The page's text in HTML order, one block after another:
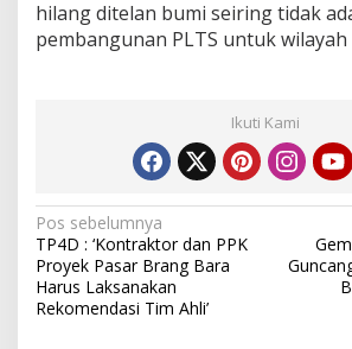
hilang ditelan bumi seiring tidak
pembangunan PLTS untuk wilayah
Ikuti Kami
N
a
v
i
Pos sebelumnya
TP4D : ‘Kontraktor dan PPK
Proyek Pasar Brang Bara
Harus Laksanakan
Rekomendasi Tim Ahli’